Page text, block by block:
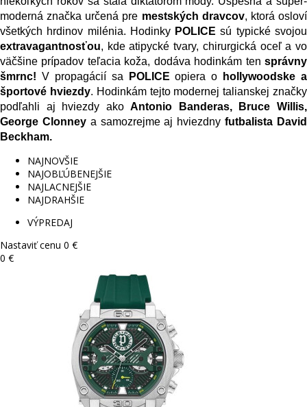
moderná značka určená pre mestských dravcov, ktorá osloví
všetkých hrdinov milénia. Hodinky POLICE
extravagantnosťou, kde atipycké tvary, chirurgická oceľ a vo
väčšine prípadov teľacia koža, dodáva hodinkám ten správny
šmrnc! V propagácií sa POLICE opiera o
hollywoodske a
športové hviezdy. Hodinkám tejto modernej talianskej značky
podľahli aj hviezdy ako Antonio Banderas, Bruce Willis,
George Clonney a samozrejme aj hviezdny futbalista David
Beckham.
NAJNOVŠIE
NAJOBĽÚBENEJŠIE
NAJLACNEJŠIE
NAJDRAHŠIE
VÝPREDAJ
Nastaviť cenu 0 €
0 €